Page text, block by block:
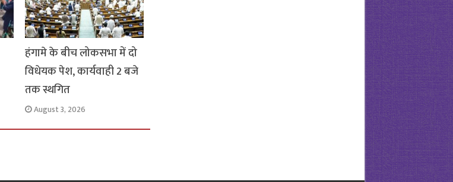
हंगामे के बीच लोकसभा में दो
विधेयक पेश, कार्यवाही 2 बजे
तक स्थगित
August 3, 2026